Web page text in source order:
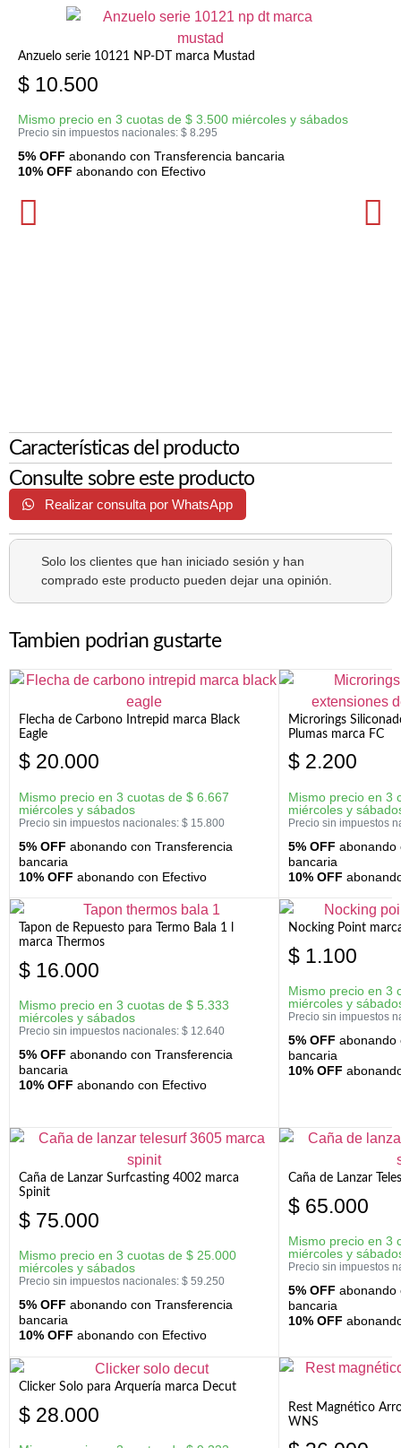
Anzuelo serie 10121 NP-DT marca Mustad
$ 10.500
Mismo precio en 3 cuotas de $ 3.500 miércoles y sábados
Precio sin impuestos nacionales: $ 8.295
5% OFF abonando con Transferencia bancaria
10% OFF abonando con Efectivo
Características del producto
Consulte sobre este producto
Realizar consulta por WhatsApp
Solo los clientes que han iniciado sesión y han
comprado este producto pueden dejar una opinión.
Tambien podrian gustarte
Flecha de Carbono Intrepid marca Black
Eagle
$ 20.000
Mismo precio en 3 cuotas de $ 6.667
miércoles y sábados
Precio sin impuestos nacionales: $ 15.800
5% OFF abonando con Transferencia
bancaria
10% OFF abonando con Efectivo
Microrings
Plumas marca FC
$ 2.200
Mismo precio en 3
miércoles y
Precio sin impuestos
5% OFF abonando
bancaria
10% OFF
Tapon de Repuesto para Termo Bala 1 l
marca Thermos
$ 16.000
Mismo precio en 3 cuotas de $ 5.333
miércoles y sábados
Precio sin impuestos nacionales: $ 12.640
5% OFF abonando con Transferencia
bancaria
10% OFF abonando con Efectivo
Nocking Point
$ 1.100
Mismo precio en 3
miércoles y
Precio sin impuestos
5% OFF abonando
bancaria
10% OFF
Caña de Lanzar Surfcasting 4002 marca
Spinit
$ 75.000
Mismo precio en 3 cuotas de $ 25.000
miércoles y sábados
Precio sin impuestos nacionales: $ 59.250
5% OFF abonando con Transferencia
bancaria
10% OFF abonando con Efectivo
Caña de Lanzar
$ 65.000
Mismo precio en 3
miércoles y
Precio sin impuestos
5% OFF abonando
bancaria
10% OFF
Clicker Solo para Arquería marca Decut
$ 28.000
Rest Magnético
WNS